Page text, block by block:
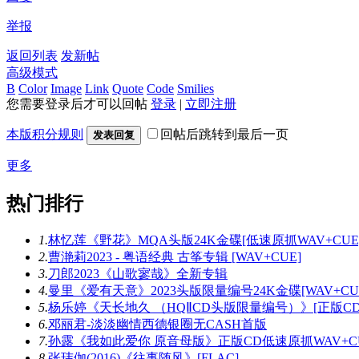
举报
返回列表 发新帖
高级模式
B Color Image Link Quote Code Smilies
您需要登录后才可以回帖 登录 | 立即注册
本版积分规则 发表回复 回帖后跳转到最后一页
更多
热门排行
1.林忆莲《野花》MQA头版24K金碟[低速原抓
2.曹滟莉2023 - 粤语经典 古筝专辑 [WAV+CUE]
3.刀郎2023《山歌寥哉》全新专辑
4.曼里《爱有天意》2023头版限量编号24K金碟
5.杨乐婷《天长地久 （HQⅡCD头版限量编号）》[正版
6.邓丽君-淡淡幽情西德银圈无CASH首版
7.孙露《我如此爱你 原音母版》正版CD低速原抓